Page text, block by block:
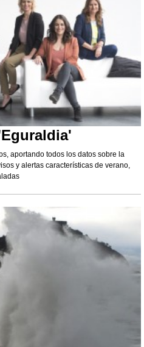
aportando todos los datos sobre la
y alertas características de verano,